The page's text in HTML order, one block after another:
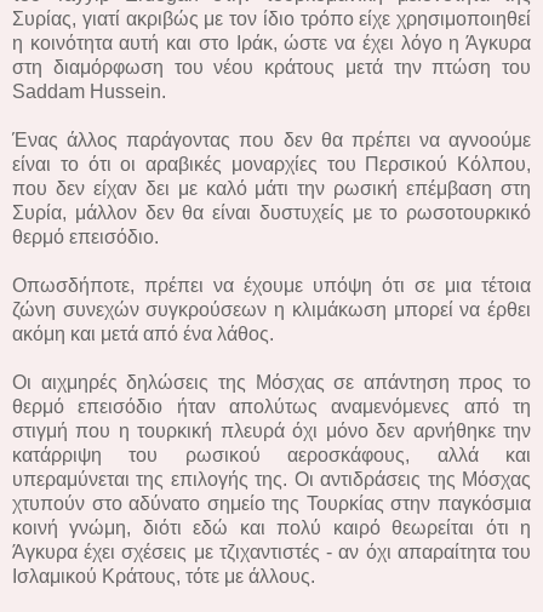
Συρίας, γιατί ακριβώς με τον ίδιο τρόπο είχε χρησιμοποιηθεί
η κοινότητα αυτή και στο Ιράκ, ώστε να έχει λόγο η Άγκυρα
στη διαμόρφωση του νέου κράτους μετά την πτώση του
Saddam Hussein.
Ένας άλλος παράγοντας που δεν θα πρέπει να αγνοούμε
είναι το ότι οι αραβικές μοναρχίες του Περσικού Κόλπου,
που δεν είχαν δει με καλό μάτι την ρωσική επέμβαση στη
Συρία, μάλλον δεν θα είναι δυστυχείς με το ρωσοτουρκικό
θερμό επεισόδιο.
Οπωσδήποτε, πρέπει να έχουμε υπόψη ότι σε μια τέτοια
ζώνη συνεχών συγκρούσεων η κλιμάκωση μπορεί να έρθει
ακόμη και μετά από ένα λάθος.
Οι αιχμηρές δηλώσεις της Μόσχας σε απάντηση προς το
θερμό επεισόδιο ήταν απολύτως αναμενόμενες από τη
στιγμή που η τουρκική πλευρά όχι μόνο δεν αρνήθηκε την
κατάρριψη του ρωσικού αεροσκάφους, αλλά και
υπεραμύνεται της επιλογής της. Οι αντιδράσεις της Μόσχας
χτυπούν στο αδύνατο σημείο της Τουρκίας στην παγκόσμια
κοινή γνώμη, διότι εδώ και πολύ καιρό θεωρείται ότι η
Άγκυρα έχει σχέσεις με τζιχαντιστές - αν όχι απαραίτητα του
Ισλαμικού Κράτους, τότε με άλλους.